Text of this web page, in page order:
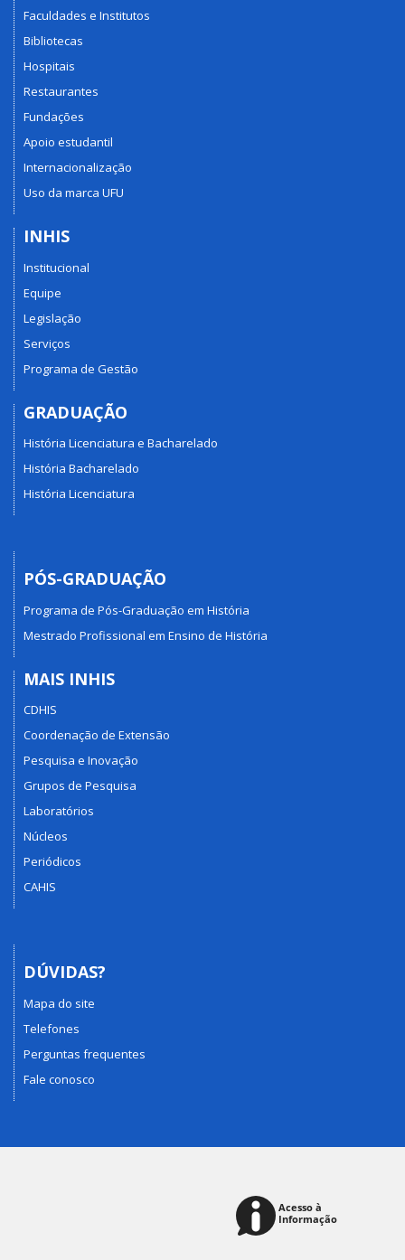
Faculdades e Institutos
Bibliotecas
Hospitais
Restaurantes
Fundações
Apoio estudantil
Internacionalização
Uso da marca UFU
INHIS
Institucional
Equipe
Legislação
Serviços
Programa de Gestão
GRADUAÇÃO
História Licenciatura e Bacharelado
História Bacharelado
História Licenciatura
PÓS-GRADUAÇÃO
Programa de Pós-Graduação em História
Mestrado Profissional em Ensino de História
MAIS INHIS
CDHIS
Coordenação de Extensão
Pesquisa e Inovação
Grupos de Pesquisa
Laboratórios
Núcleos
Periódicos
CAHIS
DÚVIDAS?
Mapa do site
Telefones
Perguntas frequentes
Fale conosco